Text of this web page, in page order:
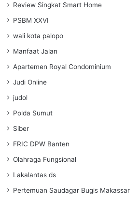
Review Singkat Smart Home
PSBM XXVI
wali kota palopo
Manfaat Jalan
Apartemen Royal Condominium
Judi Online
judol
Polda Sumut
Siber
FRIC DPW Banten
Olahraga Fungsional
Lakalantas ds
Pertemuan Saudagar Bugis Makassar